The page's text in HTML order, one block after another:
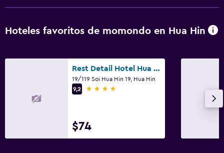
Hoteles favoritos de momondo en Hua Hin
Rest Detail Hotel Hua Hin
19/119 Soi Hua Hin 19, Hua Hin
9,2
4 estrellas
$74